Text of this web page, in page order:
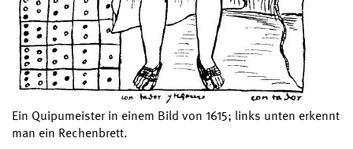
Ein Quipumeister in einem Bild von 1615; links unten erkennt
man ein Rechenbrett.